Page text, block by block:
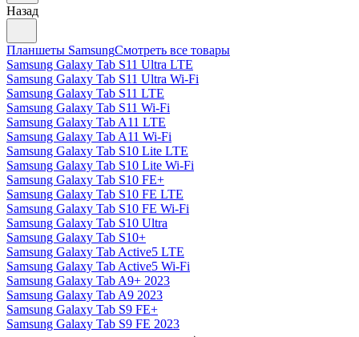
Назад
Планшеты SamsungСмотреть все товары
Samsung Galaxy Tab S11 Ultra LTE
Samsung Galaxy Tab S11 Ultra Wi-Fi
Samsung Galaxy Tab S11 LTE
Samsung Galaxy Tab S11 Wi-Fi
Samsung Galaxy Tab A11 LTE
Samsung Galaxy Tab A11 Wi-Fi
Samsung Galaxy Tab S10 Lite LTE
Samsung Galaxy Tab S10 Lite Wi-Fi
Samsung Galaxy Tab S10 FE+
Samsung Galaxy Tab S10 FE LTE
Samsung Galaxy Tab S10 FE Wi-Fi
Samsung Galaxy Tab S10 Ultra
Samsung Galaxy Tab S10+
Samsung Galaxy Tab Active5 LTE
Samsung Galaxy Tab Active5 Wi-Fi
Samsung Galaxy Tab A9+ 2023
Samsung Galaxy Tab A9 2023
Samsung Galaxy Tab S9 FE+
Samsung Galaxy Tab S9 FE 2023